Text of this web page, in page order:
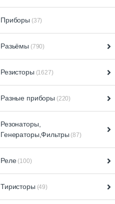
Приборы (37)
Разьёмы (790)
Резисторы (1627)
Разные приборы (220)
Резонаторы,
Генераторы,Фильтры (87)
Реле(100)
Тиристоры (49)